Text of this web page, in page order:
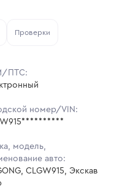
торги
Проверки
ПТС:
номер/VIN:
модель,
авто:
CLGW915, Экскав